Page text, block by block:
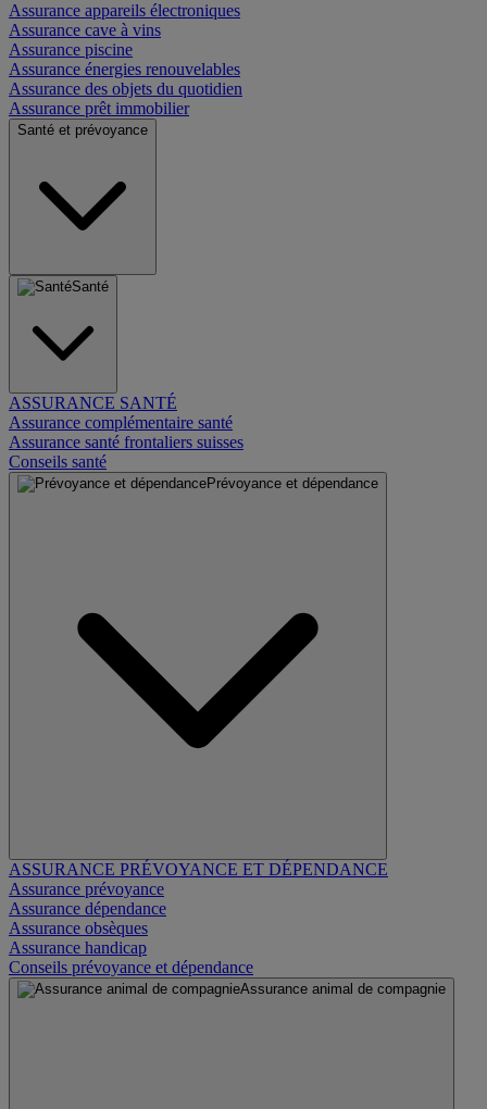
Assurance appareils électroniques
Assurance cave à vins
Assurance piscine
Assurance énergies renouvelables
Assurance des objets du quotidien
Assurance prêt immobilier
Santé et prévoyance
Santé
ASSURANCE SANTÉ
Assurance complémentaire santé
Assurance santé frontaliers suisses
Conseils santé
Prévoyance et dépendance
ASSURANCE PRÉVOYANCE ET DÉPENDANCE
Assurance prévoyance
Assurance dépendance
Assurance obsèques
Assurance handicap
Conseils prévoyance et dépendance
Assurance animal de compagnie